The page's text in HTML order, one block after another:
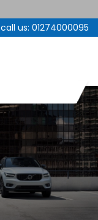
call us: 01274000095